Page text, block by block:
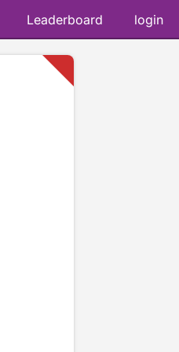
Leaderboard login